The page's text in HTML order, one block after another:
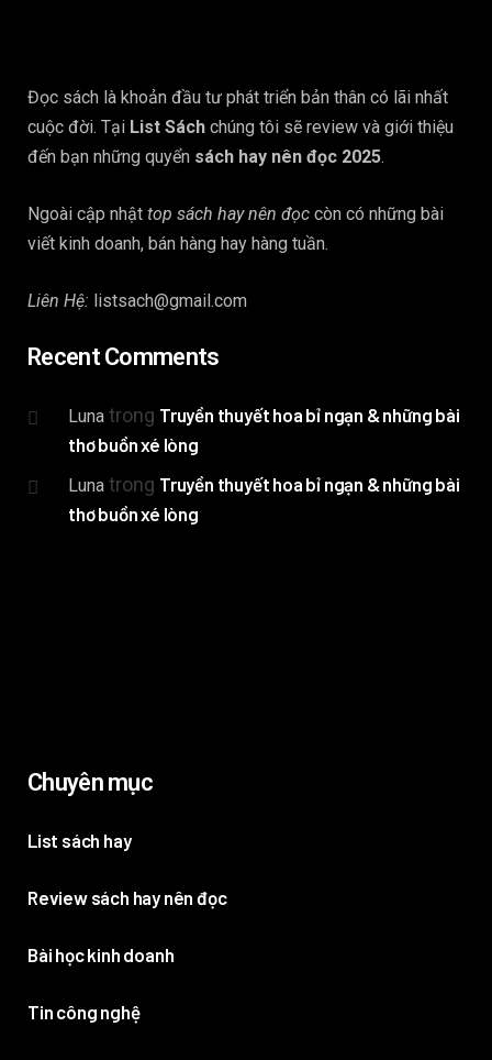
Đọc sách là khoản đầu tư phát triển bản thân có lãi nhất
cuộc đời. Tại List Sách chúng tôi sẽ review và giới thiệu
đến bạn những quyển sách hay nên đọc 2025.
Ngoài cập nhật top sách hay nên đọc còn có những bài
viết kinh doanh, bán hàng hay hàng tuần.
Liên Hệ: listsach@gmail.com
Recent Comments
Luna trong Truyền thuyết hoa bỉ ngạn & những bài
thơ buồn xé lòng
Luna trong Truyền thuyết hoa bỉ ngạn & những bài
thơ buồn xé lòng
Chuyên mục
List sách hay
Review sách hay nên đọc
Bài học kinh doanh
Tin công nghệ